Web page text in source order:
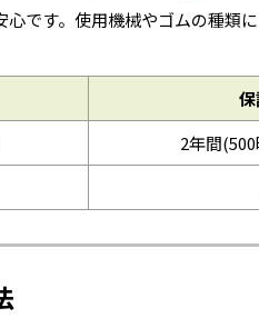
です。使用機械やゴムの種類
2年間